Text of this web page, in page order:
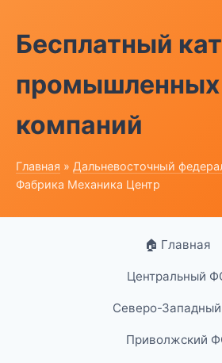
Бесплатный
промышленных
компаний
Главная » Дальневосточный
Фабрика Механика Центр
🏠 Главная
Центральный
Северо-
Приволжский